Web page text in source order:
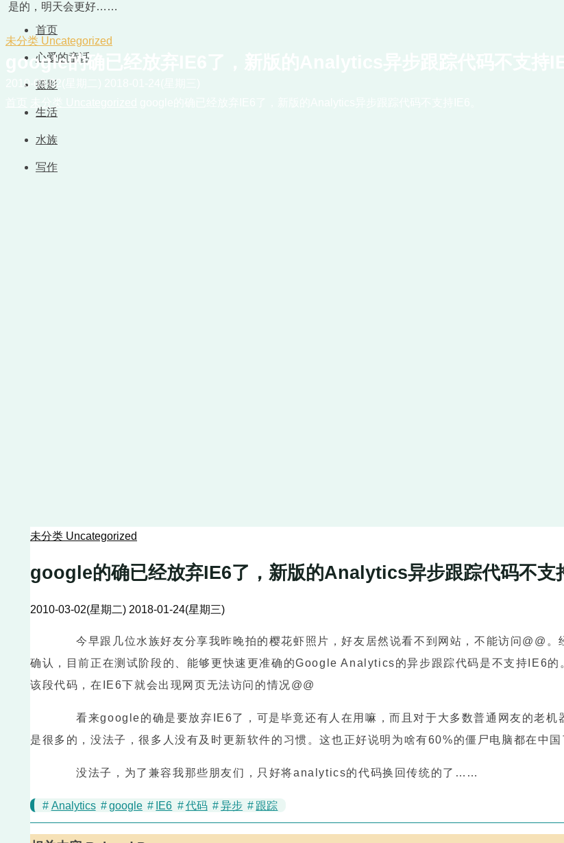
是的，明天会更好……
首页
心爱的童话
摄影
生活
水族
写作
未分类 Uncategorized
google的确已经放弃IE6了，新版的Analytics异步跟踪代码不支持
2010-03-02(星期二)
未分类 Uncategorized
google的确已经放弃IE6了，新版的Analytics异步跟踪代码不支
2010-03-02(星期二) 2018-01-24(星期三)
今早跟几位水族好友分享我昨晚拍的樱花虾照片，好友居然说看不到网站，不能访问@@。
确认，目前正在测试阶段的、能够更快速更准确的Google Analytics的异步跟踪代码是不支持IE6的
该段代码，在IE6下就会出现网页无法访问的情况@@
看来google的确是要放弃IE6了，可是毕竟还有人在用嘛，而且对于大多数普通网友的老机
是很多的，没法子，很多人没有及时更新软件的习惯。这也正好说明为啥有60%的僵尸电脑都在中国
没法子，为了兼容我那些朋友们，只好将analytics的代码换回传统的了……
# Analytics #google # IE6 # 代码 #异步 # 跟踪